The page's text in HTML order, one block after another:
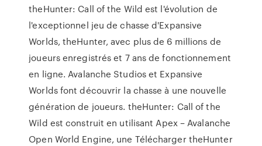
theHunter: Call of the Wild est l'évolution de
l'exceptionnel jeu de chasse d'Expansive
Worlds, theHunter, avec plus de 6 millions de
joueurs enregistrés et 7 ans de fonctionnement
en ligne. Avalanche Studios et Expansive
Worlds font découvrir la chasse à une nouvelle
génération de joueurs. theHunter: Call of the
Wild est construit en utilisant Apex – Avalanche
Open World Engine, une Télécharger theHunter